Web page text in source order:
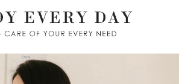
先徵得法定代理人或監護人之同意方可使用
未經同意申辦者引起之損失，本公司不負相關責
付」時，將依據個別帳號之用戶狀況，依本公司即
度；若仍有額度不足之情形，本公司將視審查結果
含以上)免運費
含以上)免運費